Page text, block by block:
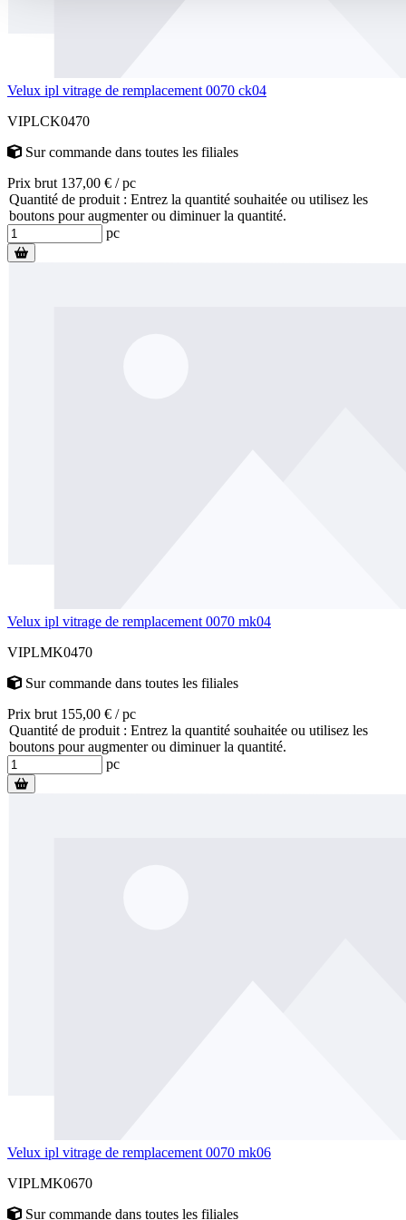
Velux ipl vitrage de remplacement 0070 ck04
VIPLCK0470
Sur commande dans toutes les filiales
Prix brut 137,00 € / pc
Quantité de produit : Entrez la quantité souhaitée ou utilisez les
boutons pour augmenter ou diminuer la quantité.
pc
Velux ipl vitrage de remplacement 0070 mk04
VIPLMK0470
Sur commande dans toutes les filiales
Prix brut 155,00 € / pc
Quantité de produit : Entrez la quantité souhaitée ou utilisez les
boutons pour augmenter ou diminuer la quantité.
pc
Velux ipl vitrage de remplacement 0070 mk06
VIPLMK0670
Sur commande dans toutes les filiales